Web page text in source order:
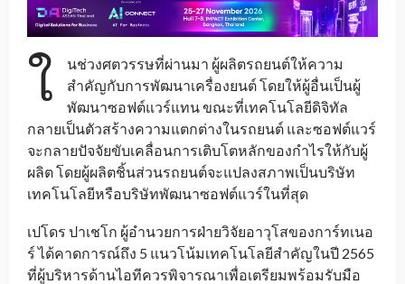
ใ
นช่วงศตวรรษที่ผ่านมา ผู้ผลิตรถยนต์ให้ความ
สำคัญกับการพัฒนาเครื่องยนต์ โดยให้ผู้อื่นเป็นผู้
พัฒนาซอฟต์แวร์แทน ขณะที่เทคโนโลยีดิจิทัล
กลายเป็นตัวสร้างความแตกต่างในรถยนต์ และซอฟต์แวร์
จะกลายปัจจัยขับเคลื่อนการเติบโตหลักของกำไรให้กับผู้
ผลิต โดยผู้ผลิตชิ้นส่วนรถยนต์จะแปลงสภาพเป็นบริษัท
เทคโนโลยีหรือบริษัทพัฒนาซอฟต์แวร์ในที่สุด
เปโดร ปาเชโก ผู้อำนวยการฝ่ายวิจัยอาวุโสของการ์ทเนอ
ร์ ได้คาดการณ์ถึง 5 แนวโน้มเทคโนโลยีสำคัญในปี 2565
ที่ผู้บริหารด้านไอทีควรพิจารณาเพื่อเตรียมพร้อมรับมือ